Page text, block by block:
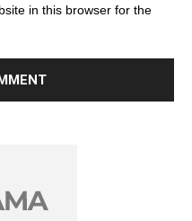
in this browser for the